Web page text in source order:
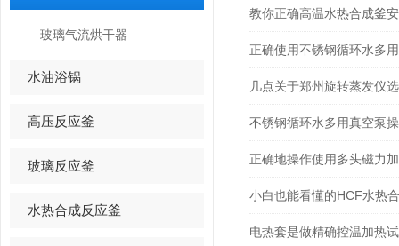
玻璃气流烘干器
水油浴锅
高压反应釜
玻璃反应釜
水热合成反应釜
教你正确高温水热合成釜
正确使用不锈钢循环水多
几点关于郑州旋转蒸发仪
不锈钢循环水多用真空泵
正确地操作使用多头磁力
小白也能看懂的HCF水热
电热套是做精确控温加热